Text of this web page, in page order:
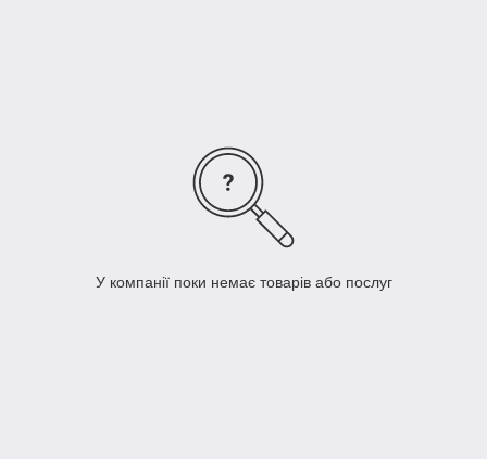
У компанії поки немає товарів або послуг